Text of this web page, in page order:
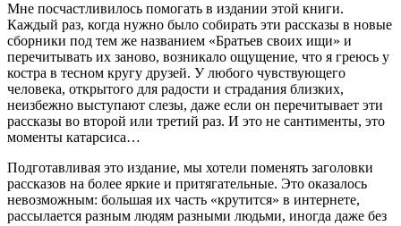
Мне посчастливилось помогать в издании этой книги.
Каждый раз, когда нужно было собирать эти рассказы в новые
сборники под тем же названием «Братьев своих ищи» и
перечитывать их заново, возникало ощущение, что я греюсь у
костра в тесном кругу друзей. У любого чувствующего
человека, открытого для радости и страдания близких,
неизбежно выступают слезы, даже если он перечитывает эти
рассказы во второй или третий раз. И это не сантименты, это
моменты катарсиса…
Подготавливая это издание, мы хотели поменять заголовки
рассказов на более яркие и притягательные. Это оказалось
невозможным: большая их часть «крутится» в интернете,
рассылается разным людям разными людьми, иногда даже без